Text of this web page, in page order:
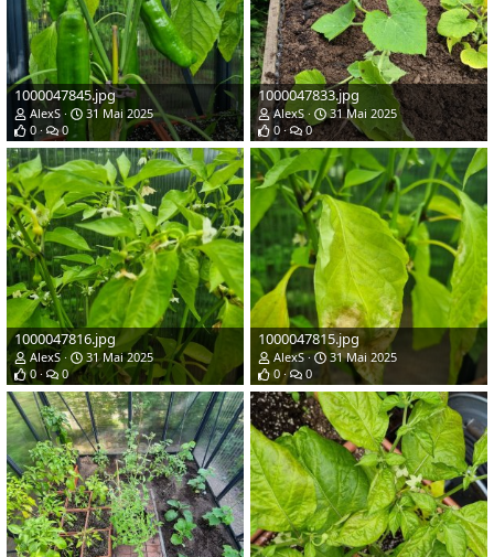
1000047845.jpg
AlexS
31 Mai 2025
0
0
1000047833.jpg
AlexS
31 Mai 2025
0
0
1000047816.jpg
AlexS
31 Mai 2025
0
0
1000047815.jpg
AlexS
31 Mai 2025
0
0